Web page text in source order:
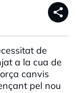
share
de
a la cua de
canvis
pel nou